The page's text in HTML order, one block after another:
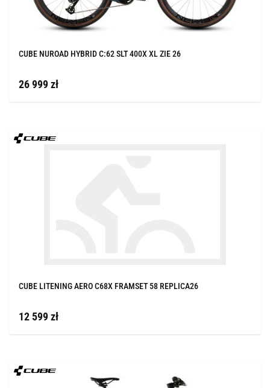
CUBE NUROAD HYBRID C:62 SLT 400X XL ZIE 26
26 999 zł
CUBE LITENING AERO C68X FRAMSET 58 REPLICA26
12 599 zł